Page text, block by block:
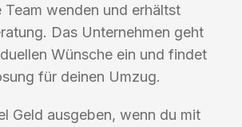
Team wenden und erhältst
Das Unternehmen geht
Wünsche ein und findet
für deinen Umzug.
Geld ausgeben, wenn du mit